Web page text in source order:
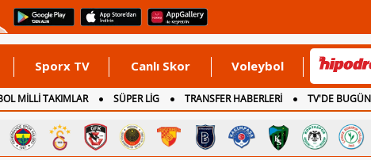
Sporx TV Canlı Skor Voleybol
MİLLİ TAKIMLAR SÜPER LİG TRANSFER HABERLERİ TV'DE BUGÜN